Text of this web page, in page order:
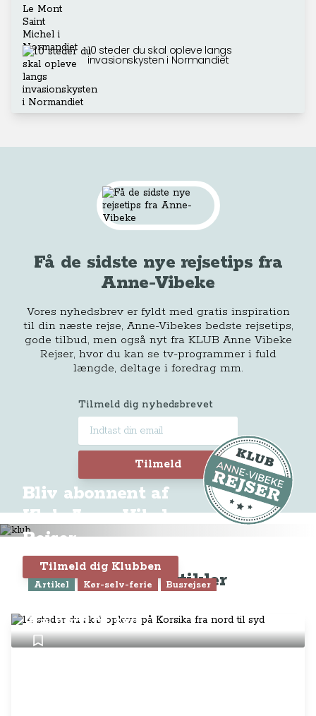
10 steder du skal opleve langs
invasionskysten i Normandiet
Få de sidste nye rejsetips fra
Anne-Vibeke
Vores nyhedsbrev er fyldt med gratis inspiration
til din næste rejse, Anne-Vibekes bedste rejsetips,
gode tilbud, men også nyt fra KLUB Anne Vibeke
Rejser, hvor du kan se tv-programmer i fuld
længde, deltage i foredrag mm.
Tilmeld dig nyhedsbrevet
Tilmeld
Bliv abonnent af
Klub Anne-Vibeke
Rejser
Tilmeld dig Klubben
Seneste artikler
Artikel Kør-selv-ferie Busrejser
fra nord til syd